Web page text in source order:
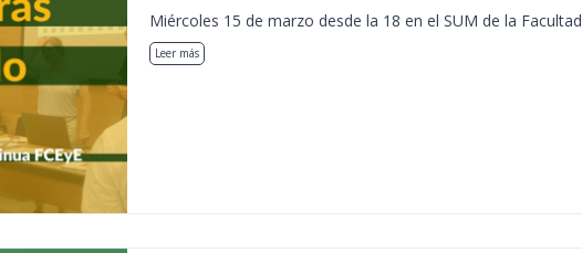
Miércoles 15 de marzo desde la 18 en el SUM de la Facultad
Leer más